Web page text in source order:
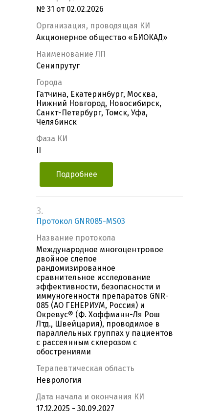
№ 31 от 02.02.2026
Организация, проводящая КИ
Акционерное общество «БИОКАД»
Наименование ЛП
Сенипрутуг
Города
Гатчина, Екатеринбург, Москва,
Нижний Новгород, Новосибирск,
Санкт-Петербург, Томск, Уфа,
Челябинск
Фаза КИ
Подробнее
3.
Протокол GNR085-MS03
Название протокола
Международное многоцентровое
двойное слепое
рандомизированное
сравнительное исследование
эффективности, безопасности и
иммуногенности препаратов GNR-
085 (АО ГЕНЕРИУМ, Россия) и
Окревус® (Ф. Хоффманн-Ля Рош
Лтд., Швейцария), проводимое в
параллельных группах у пациентов
с рассеянным склерозом c
обострениями
Терапевтическая область
Неврология
Дата начала и окончания КИ
17.12.2025 - 30.09.2027